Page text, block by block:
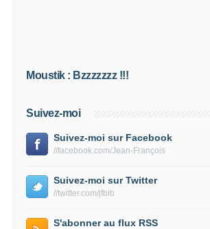
Moustik : Bzzzzzzz !!!
Suivez-moi
Suivez-moi sur Facebook
//facebook.com/Jean-François
Suivez-moi sur Twitter
//twitter.com/jfbib
S'abonner au flux RSS